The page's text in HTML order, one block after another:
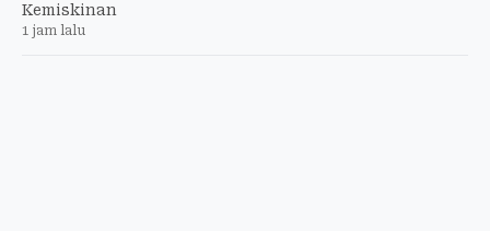
Kemiskinan
1 jam lalu